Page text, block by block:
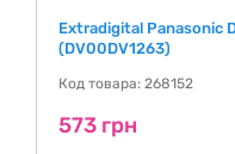
Extradigital Panasonic
(DV00DV1263)
Код товара: 268152
573 грн